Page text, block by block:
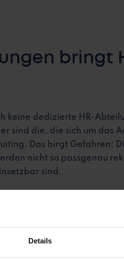
Details
bringt
keine dedizierte HR-
sind die, die sich um das
Das birgt Gefahren:
nicht so passgenau
sind.
gerade darum, dass neue
wertvolles Potenzial
Organisation, die
Tipps für dich
dich herum in